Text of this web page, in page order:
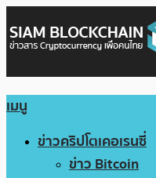
เมนู
ข่าวคริปโตเคอเรนซี่
ข่าว Bitcoin